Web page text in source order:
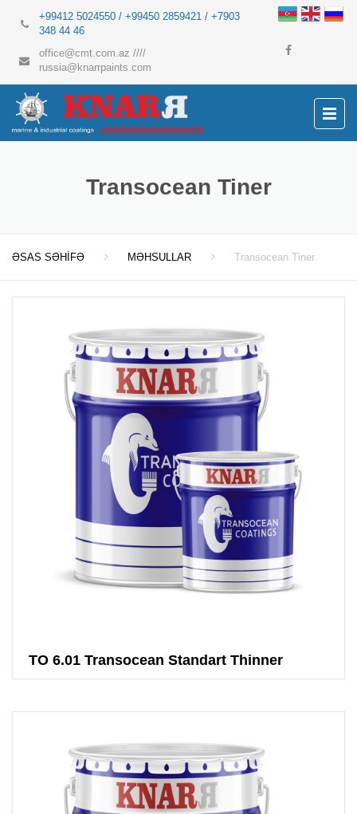
+99412 5024550 / +99450 2859421 / +7903
348 44 46
office@cmt.com.az ////
russia@knarrpaints.com
Transocean Tiner
ƏSAS SƏHİFƏ MƏHSULLAR Transocean Tiner
TO 6.01 Transocean Standart Thinner